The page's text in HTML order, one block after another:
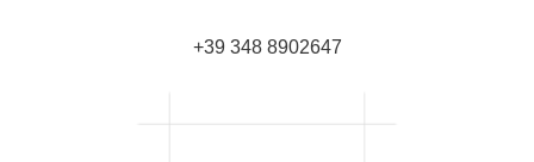
+39 348 8902647